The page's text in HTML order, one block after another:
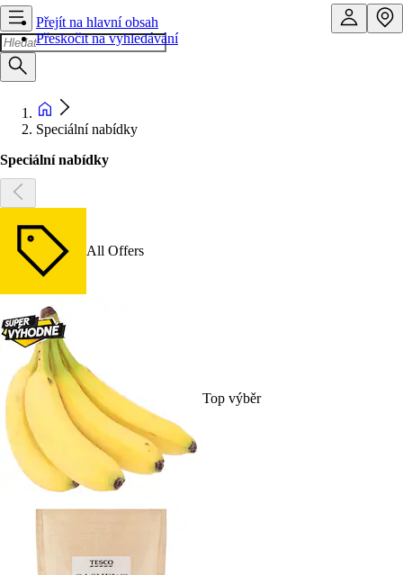
Přejít na hlavní obsah
Přeskočit na vyhledávání
Speciální nabídky
Speciální nabídky
All Offers
Top výběr